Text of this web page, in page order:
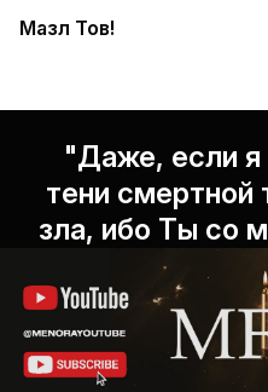
Мазл Тов!
"Даже, если я
тени
зла, ибо Ты со